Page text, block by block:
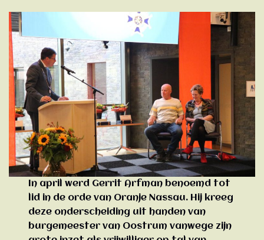
In april werd Gerrit Arfman benoemd tot
lid in de orde van Oranje Nassau. Hij kreeg
deze onderscheiding uit handen van
burgemeester van Oostrum vanwege zijn